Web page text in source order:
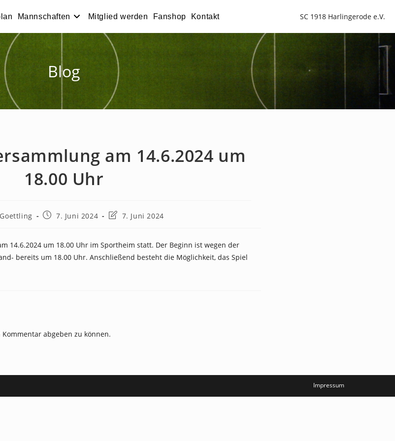
SC 1918 Harlingerode e.V.
Mannschaften Mitglied werden Fanshop Kontakt
Blog
am 14.6.2024 um
18.00 Uhr
Beitrag7. Juni 2024
Beitrag
am:
7. Juni 2024
14.6.2024 um 18.00 Uhr im Sportheim statt. Der Beginn ist wegen der
bereits um 18.00 Uhr. Anschließend besteht die Möglichkeit, das Spiel
abgeben zu können.
Impressum